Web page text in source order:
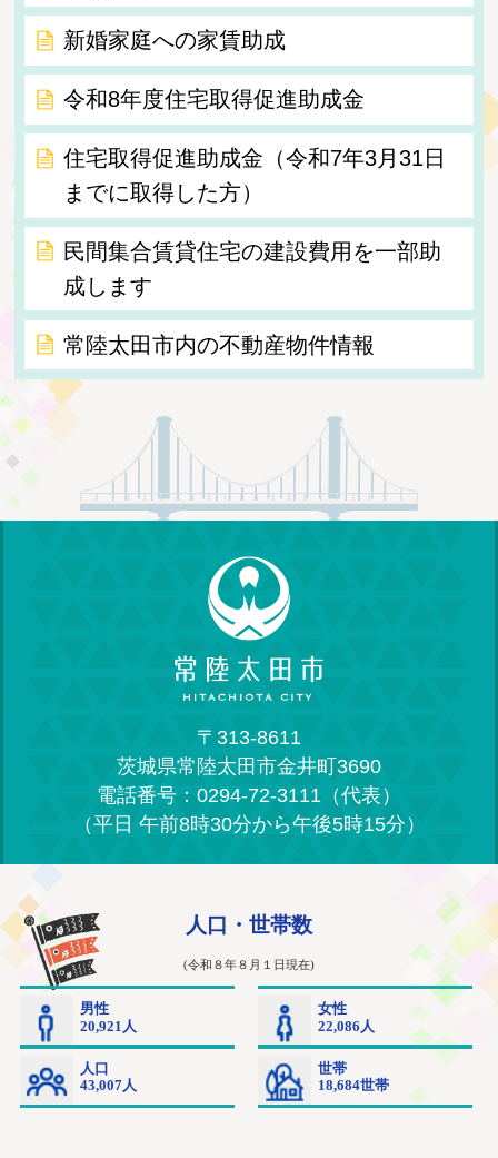
新婚家庭への家賃助成
令和8年度住宅取得促進助成金
住宅取得促進助成金（令和7年3月31日
までに取得した方）
民間集合賃貸住宅の建設費用を一部助
成します
常陸太田市内の不動産物件情報
〒313-8611
茨城県常陸太田市金井町3690
電話番号：0294-72-3111（代表）
（平日 午前8時30分から午後5時15分）